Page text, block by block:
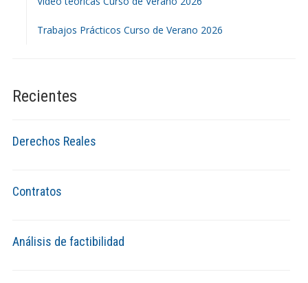
Trabajos Prácticos Curso de Verano 2026
Recientes
Derechos Reales
Contratos
Análisis de factibilidad